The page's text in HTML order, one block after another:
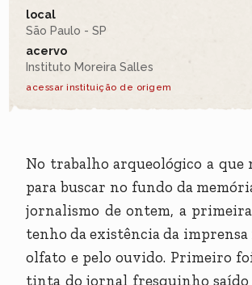
local
São Paulo - SP
acervo
Instituto Moreira Salles
acessar instituição de origem
No trabalho arqueológico a que
para buscar no fundo da
jornalismo de ontem, a
tenho da existência da imprensa
olfato e pelo ouvido. Primeiro
tinta do jornal fresquinho saído